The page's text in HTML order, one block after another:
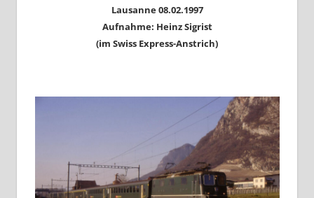
Lausanne 08.02.1997
Aufnahme: Heinz Sigrist
(im Swiss Express-Anstrich)